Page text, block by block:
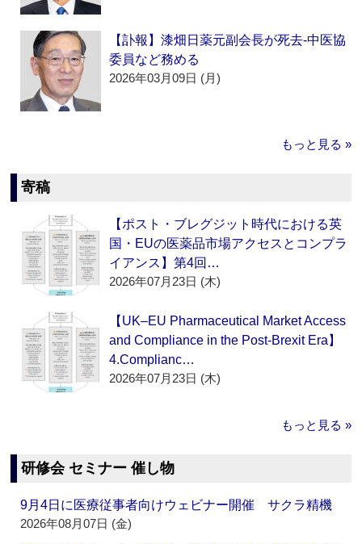
【訃報】漆畑日薬元副会長が死去‐中医協
委員など務める
2026年03月09日 (月)
もっと見る »
寄稿
【ポスト・ブレグジット時代における英
国・EUの医薬品市場アクセスとコンプラ
イアンス】第4回…
2026年07月23日 (木)
【UK–EU Pharmaceutical Market Access
and Compliance in the Post-Brexit Era】
4.Complianc…
2026年07月23日 (木)
もっと見る »
研修会 セミナー 催し物
9月4日に医療従事者向けウェビナー開催 サクラ精機
2026年08月07日 (金)